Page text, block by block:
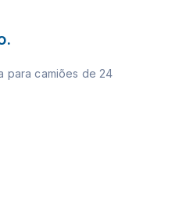
para camiões de 24